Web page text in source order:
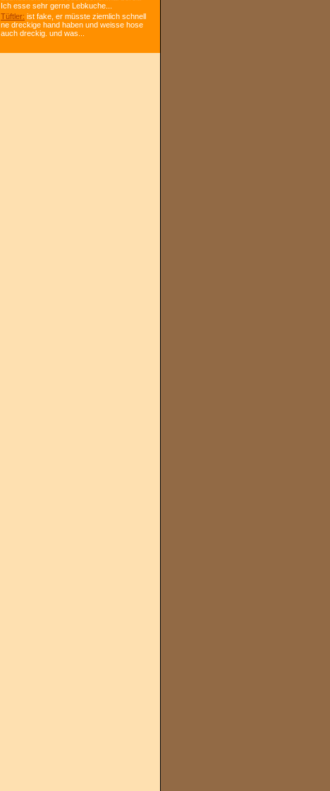
Ich esse sehr gerne Lebkuche...
Tüftler: ist fake, er müsste ziemlich schnell
ne dreckige hand haben und weisse hose
auch dreckig. und was...